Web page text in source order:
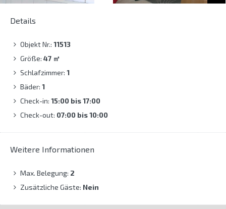
Details
Objekt Nr.: 11513
Größe: 47 ㎡
Schlafzimmer: 1
Bäder: 1
Check-in: 15:00 bis 17:00
Check-out: 07:00 bis 10:00
Weitere Informationen
Max. Belegung: 2
Zusätzliche Gäste: Nein